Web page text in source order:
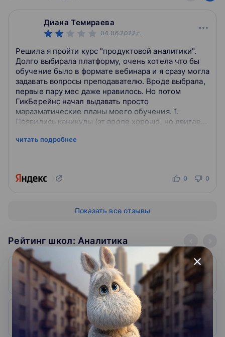
Диана Темираева
04.06.2022 г.
Решила я пройти курс "продуктовой аналитики".
Долго выбирала платформу, очень хотела что бы
обучение было в формате вебинара и я сразу могла
задавать вопросы преподавателю. Вроде выбрала,
первые пару мес даже нравилось. Но потом
ГикБерейнс начал выдавать просто
маразматические планы моего обучения. 1.
Появились каникулы (эт вроде хорошо, но двигает
били...
читать подробнее
0 0
Показать все отзывы
Рейтинг школ: Аналитика
1. Нетология
4.9 999
2. GeekBrains
4.9 2606
close